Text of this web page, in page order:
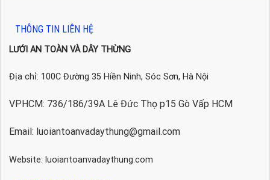
THÔNG TIN LIÊN HỆ
LƯỚI AN TOÀN VÀ DÂY THỪNG
Địa chỉ: 100C Đường 35 Hiền Ninh, Sóc Sơn, Hà Nội
VPHCM: 736/186/39A Lê Đức Thọ p15 Gò Vấp HCM
Email: luoiantoanvadaythung@gmail.com
Website: luoiantoanvadaythung.com